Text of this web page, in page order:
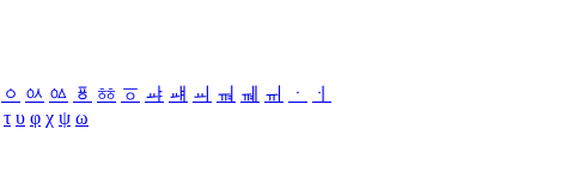
ㆁ ㆂ ㆃ ㆄ ㆅ ㆆ ㆇ ㆈ ㆉ ㆊ ㆋ ㆌ ㆍ
ㆎ
τ υ φ χ ψ ω